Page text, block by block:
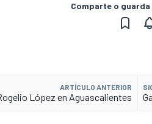
Comparte o
ARTÍCULO ANTERIOR
López en Aguascalientes